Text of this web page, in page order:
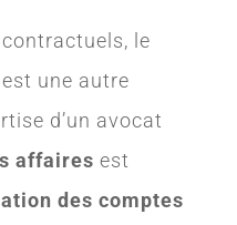
le
est une autre
d’un avocat
affaires est
des comptes